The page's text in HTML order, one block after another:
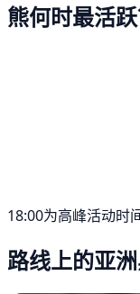
熊何时最活跃
18:00为高峰活动时
路线上的亚